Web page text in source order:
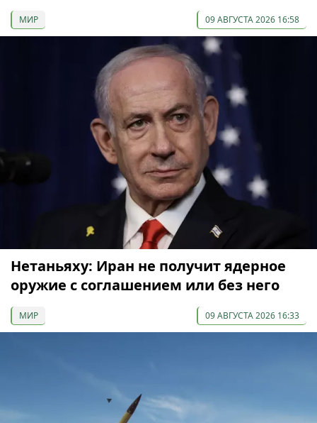
МИР 09 АВГУСТА 2026 16:58
Нетаньяху: Иран не получит ядерное
оружие с соглашением или без него
МИР 09 АВГУСТА 2026 16:33